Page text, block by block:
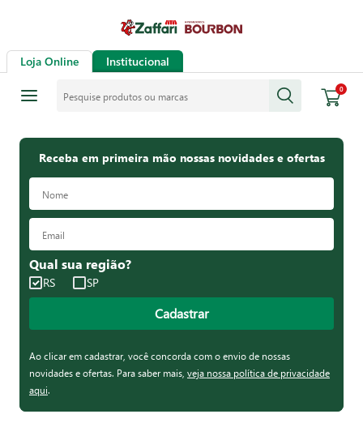
Loja Online Institucional
0
Receba em primeira mão nossas novidades e ofertas
Qual sua região?
RS SP
Cadastrar
Ao clicar em cadastrar, você concorda com o envio de nossas
novidades e ofertas. Para saber mais, veja nossa política de privacidade
aqui.